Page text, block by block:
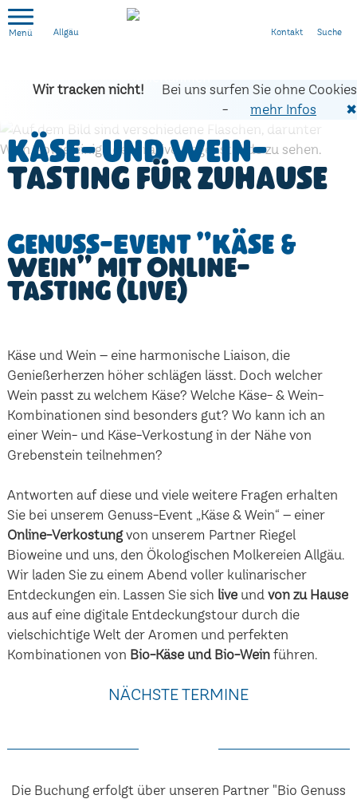
Allgäu
Wir tracken nicht!
Bei uns surfen Sie ohne Cookies
-
mehr Infos ✖
Käse- und Wein-
Tasting für zuhause
Genuss-Event "Käse &
Wein" mit Online-
Tasting (live)
Käse und Wein – eine harmonische Liaison, die
Genießerherzen höher schlägen lässt. Doch welcher
Wein passt zu welchem Käse? Welche Käse- & Wein-
Kombinationen sind besonders gut? Wo kann ich an
einer Wein- und Käse-Verkostung in der Nähe von
Grebenstein teilnehmen?
Antworten auf diese und viele weitere Fragen erhalten
Sie bei unserem Genuss-Event „Käse & Wein“ – einer
Online-Verkostungvon unserem Partner Riegel
Bioweine und uns, den Ökologischen Molkereien Allgäu.
Wir laden Sie zu einem Abend voller kulinarischer
Entdeckungen ein. Lassen Sie sich live und von zu Hause
aus auf eine digitale Entdeckungstour durch die
vielschichtige Welt der Aromen und perfekten
Kombinationen von Bio-Käse und Bio-Weinführen.
NÄCHSTE TERMINE
Die Buchung erfolgt über unseren Partner "Bio Genuss